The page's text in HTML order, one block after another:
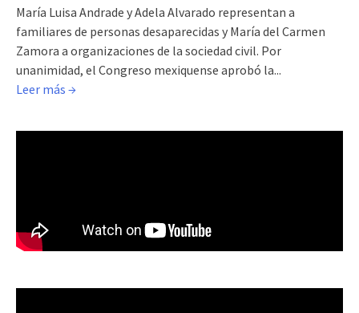
María Luisa Andrade y Adela Alvarado representan a
familiares de personas desaparecidas y María del Carmen
Zamora a organizaciones de la sociedad civil. Por
unanimidad, el Congreso mexiquense aprobó la...
Leer más →